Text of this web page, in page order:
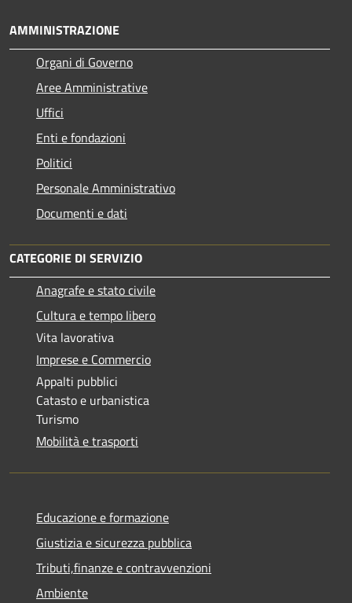
AMMINISTRAZIONE
Organi di Governo
Aree Amministrative
Uffici
Enti e fondazioni
Politici
Personale Amministrativo
Documenti e dati
CATEGORIE DI SERVIZIO
Anagrafe e stato civile
Cultura e tempo libero
Vita lavorativa
Imprese e Commercio
Appalti pubblici
Catasto e urbanistica
Turismo
Mobilità e trasporti
Educazione e formazione
Giustizia e sicurezza pubblica
Tributi,finanze e contravvenzioni
Ambiente